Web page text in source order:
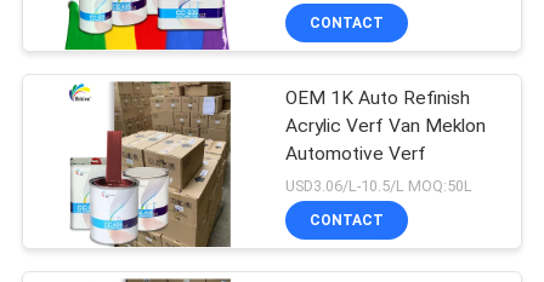
CONTACT
OEM 1K Auto Refinish
Acrylic Verf Van Meklon
Automotive Verf
USD3.06/L-10.5/L MOQ:50L
CONTACT